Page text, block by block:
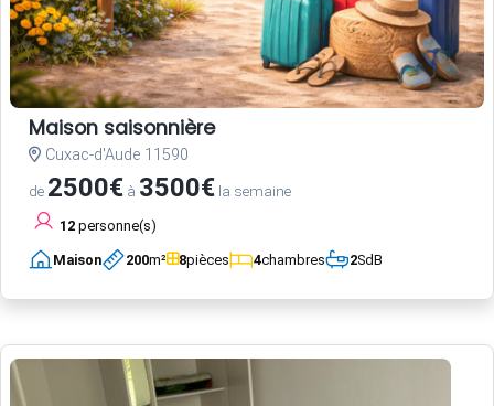
Maison saisonnière
Cuxac-d'Aude 11590
de 2500€ à 3500€ la semaine
12 personne(s)
Maison 200m² 8pièces 4chambres 2SdB